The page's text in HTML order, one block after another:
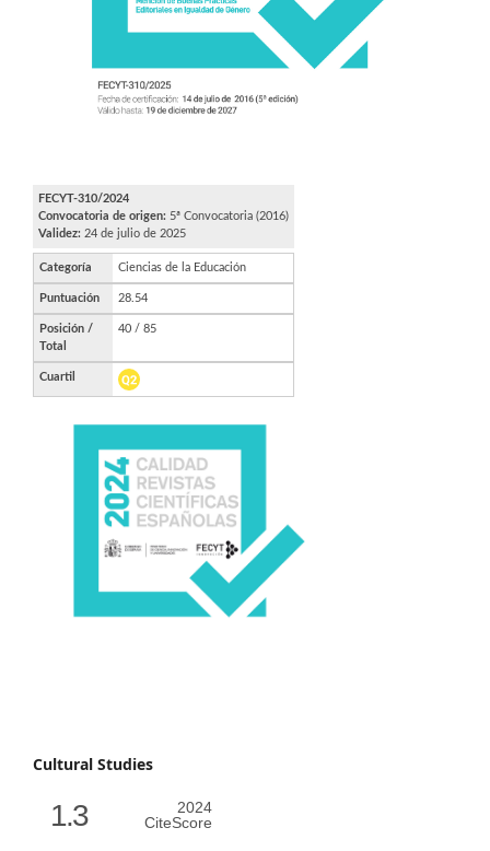
Cultural Studies
1.3
2024
CiteScore